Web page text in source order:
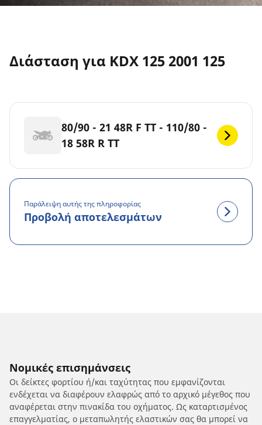
Διάσταση για KDX 125 2001 125
80/90 - 21 48R F TT - 110/80 -
18 58R R TT
Παράλειψη αυτής της πληροφορίας
Προβολή αποτελεσμάτων
Νομικές επισημάνσεις
Οι δείκτες φορτίου ή/και ταχύτητας που εμφανίζονται
ενδέχεται να διαφέρουν ελαφρώς από το αρχικό μέγεθος που
αναφέρεται στην πινακίδα του οχήματος. Ως καταρτισμένος
επαγγελματίας, ο μεταπωλητής ελαστικών σας θα μπορεί να